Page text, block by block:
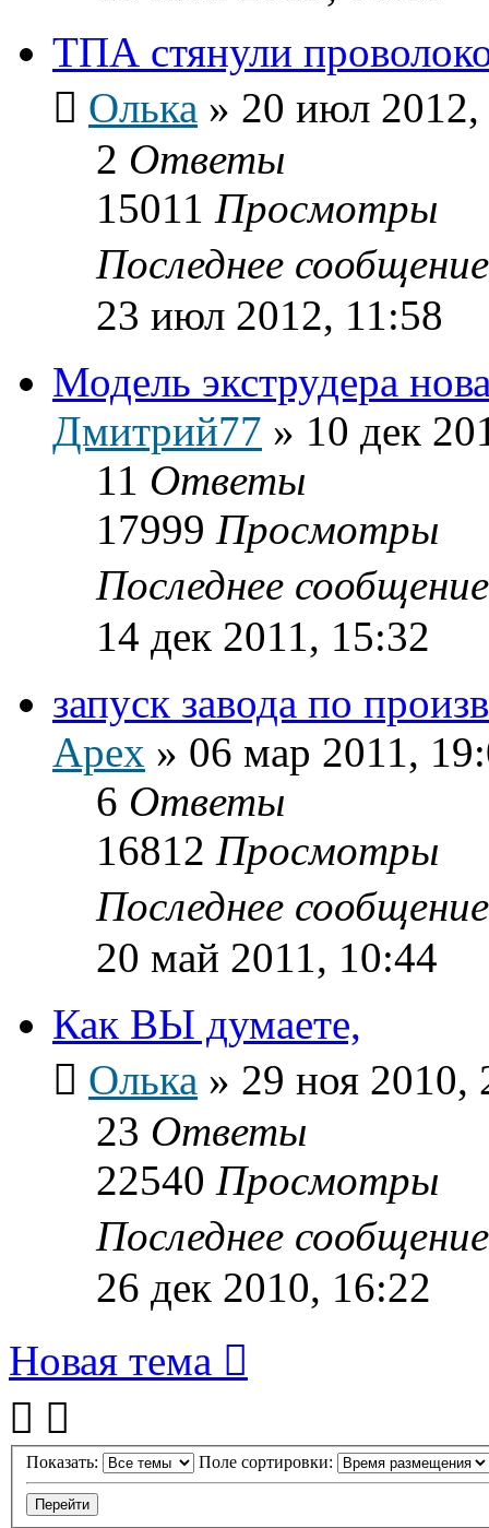
ТПА стянули
Олька » 20 июл 2012,
2 Ответы
15011 Просмотры
Последнее
23 июл 2012, 11:58
Модель экструдера
Дмитрий77 » 10 дек
11 Ответы
17999 Просмотры
Последнее
14 дек 2011, 15:32
запуск завода по
Apex » 06 мар 2011,
6 Ответы
16812 Просмотры
Последнее
20 май 2011, 10:44
Как ВЫ думаете,
Олька » 29 ноя 2010,
23 Ответы
22540 Просмотры
Последнее
26 дек 2010, 16:22
Новая тема
Показать: Поле сортировки: